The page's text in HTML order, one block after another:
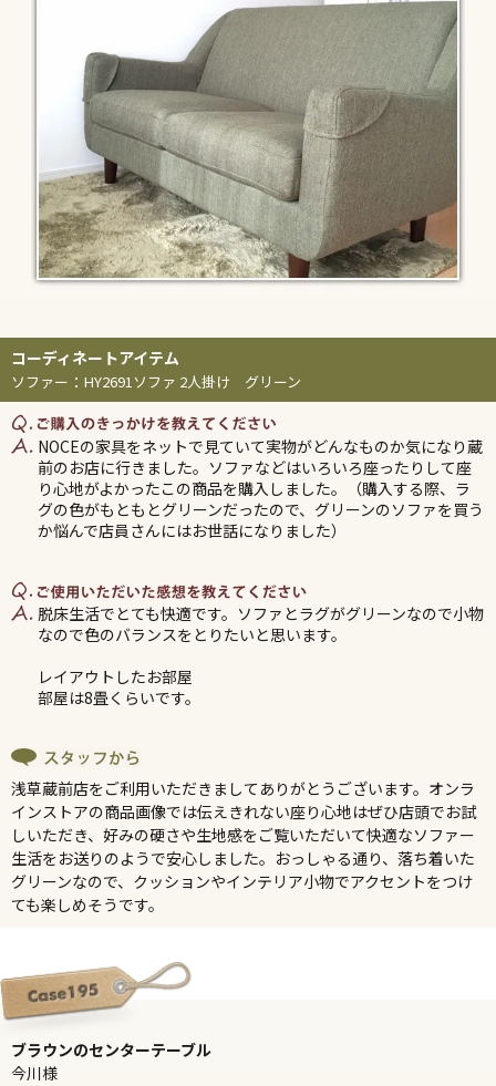
ソファー ： HY2691ソファ 2人掛け グリーン
NOCEの家具をネットで見ていて実物がどんなものか気になり蔵
前のお店に行きました。ソファなどはいろいろ座ったりして座
り心地がよかったこの商品を購入しました。（購入する際、ラ
グの色がもともとグリーンだったので、グリーンのソファを買う
か悩んで店員さんにはお世話になりました）
脱床生活でとても快適です。ソファとラグがグリーンなので小物
なので色のバランスをとりたいと思います。
レイアウトしたお部屋
部屋は8畳くらいです。
浅草蔵前店をご利用いただきましてありがとうございます。オンラ
インストアの商品画像では伝えきれない座り心地はぜひ店頭でお試
しいただき、好みの硬さや生地感をご覧いただいて快適なソファー
生活をお送りのようで安心しました。おっしゃる通り、落ち着いた
グリーンなので、クッションやインテリア小物でアクセントをつけ
ても楽しめそうです。
ブラウンのセンターテーブル
今川様